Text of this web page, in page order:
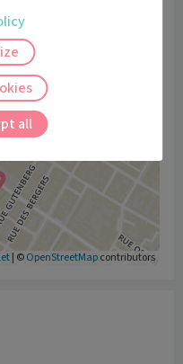
| ©OpenStreetMapcontributors
all